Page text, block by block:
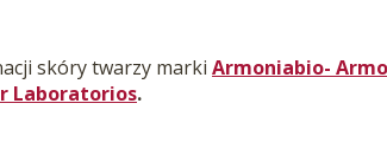
skóry twarzy marki Armoniabio-
Laboratorios.